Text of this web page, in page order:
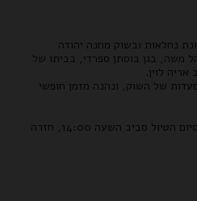
משה, בגן בוסתן ספרדי, בביתו של
לוין.
של השוק, ונהנה מזמן חופשי
🚍 לאחר ארוחת צהריים עצמאית, סיום הטיול סביב השעה 14:00, חזרה